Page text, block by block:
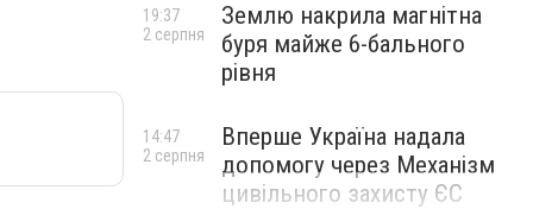
Землю накрила магнітна
буря майже 6-бального
рівня
19:37
2 серпня
Вперше Україна надала
допомогу через Механізм
цивільного захисту ЄС
14:47
2 серпня